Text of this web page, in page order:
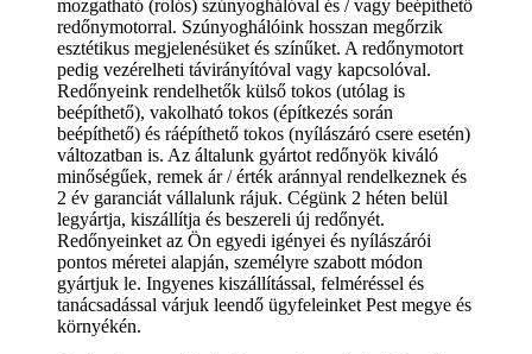
mozgatható (rolós) szúnyoghálóval és / vagy beépíthető
redőnymotorral. Szúnyoghálóink hosszan megőrzik
esztétikus megjelenésüket és színűket. A redőnymotort
pedig vezérelheti távirányítóval vagy kapcsolóval.
Redőnyeink rendelhetők külső tokos (utólag is
beépíthető), vakolható tokos (építkezés során
beépíthető) és ráépíthető tokos (nyílászáró csere esetén)
változatban is. Az általunk gyártot redőnyök kiváló
minőségűek, remek ár / érték aránnyal rendelkeznek és
2 év garanciát vállalunk rájuk. Cégünk 2 héten belül
legyártja, kiszállítja és beszereli új redőnyét.
Redőnyeinket az Ön egyedi igényei és nyílászárói
pontos méretei alapján, személyre szabott módon
gyártjuk le. Ingyenes kiszállítással, felméréssel és
tanácsadással várjuk leendő ügyfeleinket Pest megye és
környékén.